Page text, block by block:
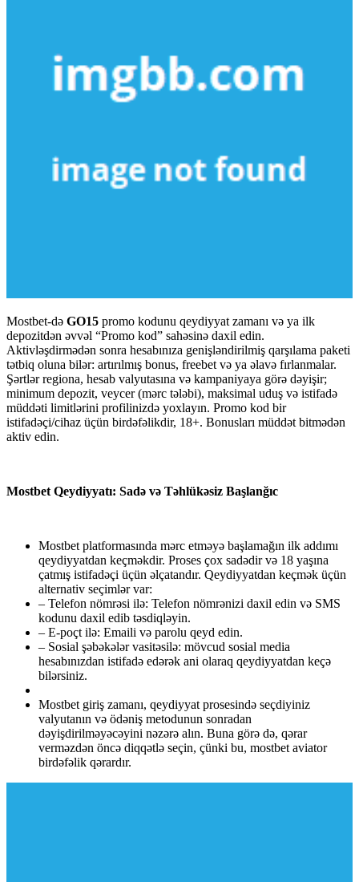
Mostbet-də GO15 promo kodunu qeydiyyat zamanı və ya ilk
depozitdən əvvəl “Promo kod” sahəsinə daxil edin.
Aktivləşdirmədən sonra hesabınıza genişləndirilmiş qarşılama paketi
tətbiq oluna bilər: artırılmış bonus, freebet və ya əlavə fırlanmalar.
Şərtlər regiona, hesab valyutasına və kampaniyaya görə dəyişir;
minimum depozit, veycer (mərc tələbi), maksimal uduş və istifadə
müddəti limitlərini profilinizdə yoxlayın. Promo kod bir
istifadəçi/cihaz üçün birdəfəlikdir, 18+. Bonusları müddət bitmədən
aktiv edin.
Mostbet Qeydiyyatı: Sadə və Təhlükəsiz Başlanğıc
Mostbet platformasında mərc etməyə başlamağın ilk addımı
qeydiyyatdan keçməkdir. Proses çox sadədir və 18 yaşına
çatmış istifadəçi üçün əlçatandır. Qeydiyyatdan keçmək üçün
alternativ seçimlər var:
– Telefon nömrəsi ilə: Telefon nömrənizi daxil edin və SMS
kodunu daxil edib təsdiqləyin.
– E-poçt ilə: Emaili və parolu qeyd edin.
– Sosial şəbəkələr vasitəsilə: mövcud sosial media
hesabınızdan istifadə edərək ani olaraq qeydiyyatdan keçə
bilərsiniz.
Mostbet giriş zamanı, qeydiyyat prosesində seçdiyiniz
valyutanın və ödəniş metodunun sonradan
dəyişdirilməyəcəyini nəzərə alın. Buna görə də, qərar
verməzdən öncə diqqətlə seçin, çünki bu, mostbet aviator
birdəfəlik qərardır.